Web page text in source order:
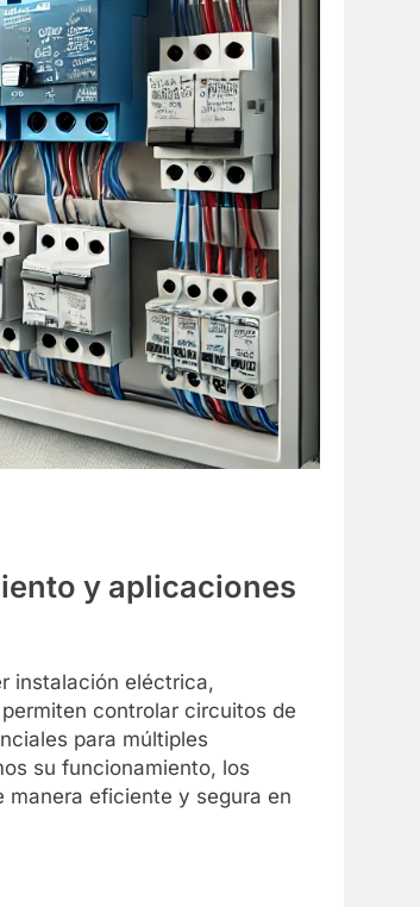
y aplicaciones
instalación eléctrica,
controlar circuitos de
para múltiples
su funcionamiento, los
manera eficiente y segura en